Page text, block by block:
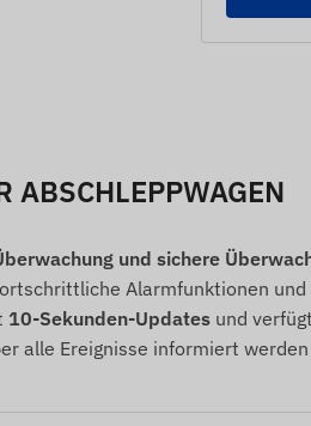
ABSCHLEPPWAGEN
und sichere
Alarmfunktionen
10-Sekunden-Updates und
alle Ereignisse informiert